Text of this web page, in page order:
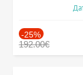
-25%
192.00€